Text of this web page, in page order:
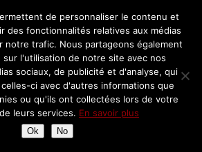
cuisine de Chantal!
pour la cuisine et
française: recettes,
gourmandes et avis
restaurants
de personnaliser le contenu et
des fonctionnalités relatives aux médias
notre trafic. Nous partageons également
sur l'utilisation de notre site avec nos
sociaux, de publicité et d'analyse, qui
ci avec d'autres informations que
ou qu'ils ont collectées lors de votre
leurs services. En savoir plus
Ok No